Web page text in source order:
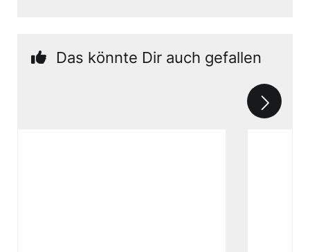
Das könnte Dir auch gefallen